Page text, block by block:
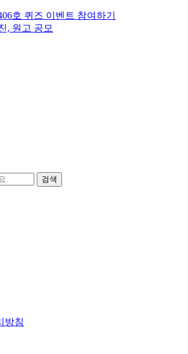
호 퀴즈 이벤트 참여하기
, 원고 공모
방침